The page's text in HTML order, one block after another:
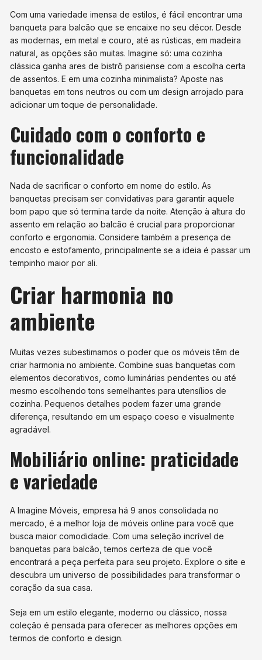
Com uma variedade imensa de estilos, é fácil encontrar uma
banqueta para balcão que se encaixe no seu décor. Desde
as modernas, em metal e couro, até as rústicas, em madeira
natural, as opções são muitas. Imagine só: uma cozinha
clássica ganha ares de bistrô parisiense com a escolha certa
de assentos. E em uma cozinha minimalista? Aposte nas
banquetas em tons neutros ou com um design arrojado para
adicionar um toque de personalidade.
Cuidado com o conforto e
funcionalidade
Nada de sacrificar o conforto em nome do estilo. As
banquetas precisam ser convidativas para garantir aquele
bom papo que só termina tarde da noite. Atenção à altura do
assento em relação ao balcão é crucial para proporcionar
conforto e ergonomia. Considere também a presença de
encosto e estofamento, principalmente se a ideia é passar um
tempinho maior por ali.
Criar harmonia no
ambiente
Muitas vezes subestimamos o poder que os móveis têm de
criar harmonia no ambiente. Combine suas banquetas com
elementos decorativos, como luminárias pendentes ou até
mesmo escolhendo tons semelhantes para utensílios de
cozinha. Pequenos detalhes podem fazer uma grande
diferença, resultando em um espaço coeso e visualmente
agradável.
Mobiliário online: praticidade
e variedade
A Imagine Móveis, empresa há 9 anos consolidada no
mercado, é a melhor loja de móveis online para você que
busca maior comodidade. Com uma seleção incrível de
banquetas para balcão, temos certeza de que você
encontrará a peça perfeita para seu projeto. Explore o site e
descubra um universo de possibilidades para transformar o
coração da sua casa.
Seja em um estilo elegante, moderno ou clássico, nossa
coleção é pensada para oferecer as melhores opções em
termos de conforto e design.